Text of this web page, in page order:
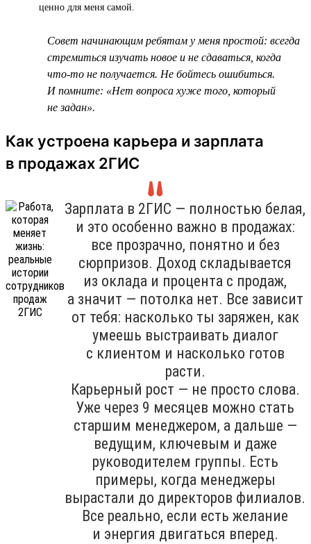
ценно для меня самой.
Совет начинающим ребятам у меня простой: всегда
стремиться изучать новое и не сдаваться, когда
что-то не получается. Не бойтесь ошибиться.
И помните: «Нет вопроса хуже того, который
не задан».
Как устроена карьера и зарплата
в продажах 2ГИС
Зарплата в 2ГИС — полностью белая,
и это особенно важно в продажах:
все прозрачно, понятно и без
сюрпризов. Доход складывается
из оклада и процента с продаж,
а значит — потолка нет. Все зависит
от тебя: насколько ты заряжен, как
умеешь выстраивать диалог
с клиентом и насколько готов
расти.
Карьерный рост — не просто слова.
Уже через 9 месяцев можно стать
старшим менеджером, а дальше —
ведущим, ключевым и даже
руководителем группы. Есть
примеры, когда менеджеры
вырастали до директоров филиалов.
Все реально, если есть желание
и энергия двигаться вперед.